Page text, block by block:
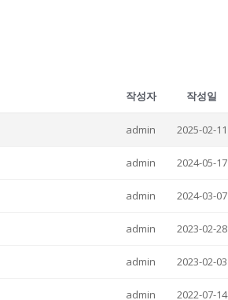
작성자 작성일
admin 2025-02-11
admin 2024-05-17
admin 2024-03-07
admin 2023-02-28
admin 2023-02-03
admin 2022-07-14